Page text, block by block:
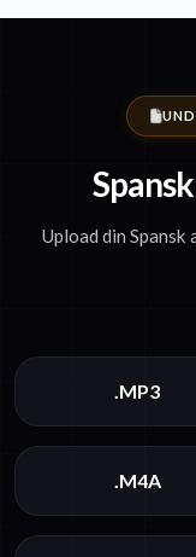
Upload din
.MP3
.M4A